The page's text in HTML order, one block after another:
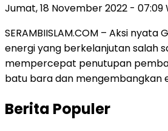
Jumat, 18 November 2022 - 07:09
SERAMBIISLAM.COM – Aksi nyata
energi yang berkelanjutan salah
mempercepat penutupan
batu bara dan mengembangkan
Berita Populer